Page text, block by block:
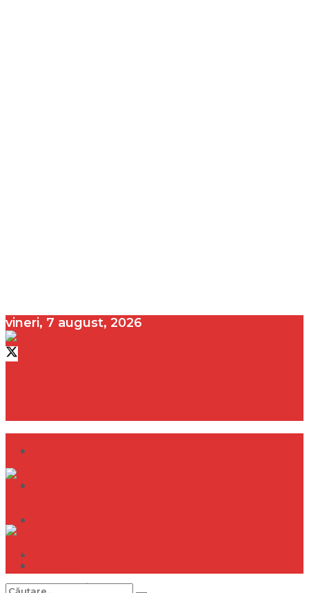
vineri, 7 august, 2026
Internațional